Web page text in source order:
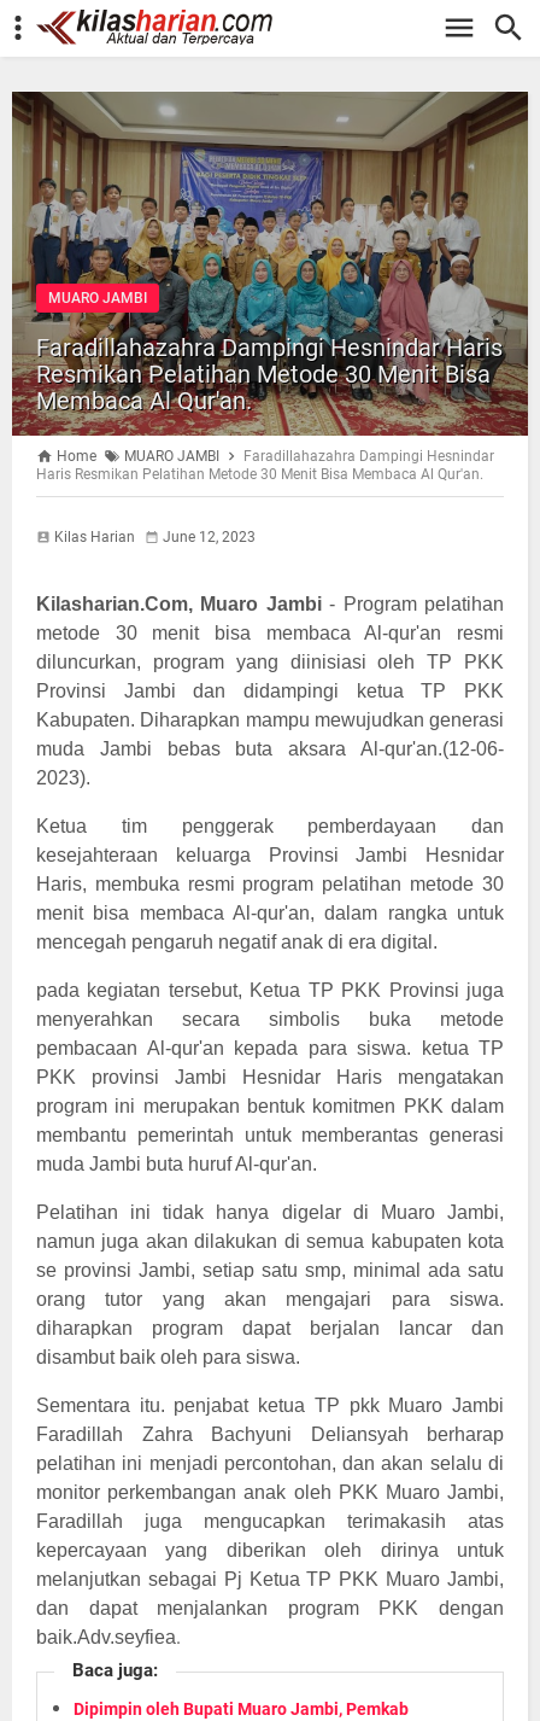
-->
MUARO JAMBI
Faradillahazahra Dampingi Hesnindar Haris
Resmikan Pelatihan Metode 30 Menit Bisa
Membaca Al Qur'an.
Home MUARO JAMBI
Faradillahazahra Dampingi Hesnindar
Haris Resmikan Pelatihan Metode 30 Menit Bisa Membaca Al Qur'an.
Kilas Harian June 12, 2023
Kilasharian.Com, Muaro Jambi- Program pelatihan
metode 30 menit bisa membaca Al-qur'an resmi
diluncurkan, program yang diinisiasi oleh TP PKK
Provinsi Jambi dan didampingi ketua TP PKK
Kabupaten. Diharapkan mampu mewujudkan generasi
muda Jambi bebas buta aksara Al-qur'an.(12-06-
2023).
Ketua tim penggerak pemberdayaan dan
kesejahteraan keluarga Provinsi Jambi Hesnidar
Haris, membuka resmi program pelatihan metode 30
menit bisa membaca Al-qur'an, dalam rangka untuk
mencegah pengaruh negatif anak di era digital.
pada kegiatan tersebut, Ketua TP PKK Provinsi juga
menyerahkan secara simbolis buka metode
pembacaan Al-qur'an kepada para siswa. ketua TP
PKK provinsi Jambi Hesnidar Haris mengatakan
program ini merupakan bentuk komitmen PKK dalam
membantu pemerintah untuk memberantas generasi
muda Jambi buta huruf Al-qur'an.
Pelatihan ini tidak hanya digelar di Muaro Jambi,
namun juga akan dilakukan di semua kabupaten kota
se provinsi Jambi, setiap satu smp, minimal ada satu
orang tutor yang akan mengajari para siswa.
diharapkan program dapat berjalan lancar dan
disambut baik oleh para siswa.
Sementara itu. penjabat ketua TP pkk Muaro Jambi
Faradillah Zahra Bachyuni Deliansyah berharap
pelatihan ini menjadi percontohan, dan akan selalu di
monitor perkembangan anak oleh PKK Muaro Jambi,
Faradillah juga mengucapkan terimakasih atas
kepercayaan yang diberikan oleh dirinya untuk
melanjutkan sebagai Pj Ketua TP PKK Muaro Jambi,
dan dapat menjalankan program PKK dengan
baik.Adv.seyfiea.
Baca juga:
Dipimpin oleh Bupati Muaro Jambi, Pemkab